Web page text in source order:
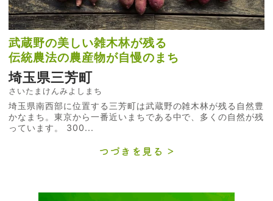
武蔵野の美しい雑木林が残る
伝統農法の農産物が自慢のまち
埼玉県三芳町
さいたまけんみよしまち
埼玉県南西部に位置する三芳町は武蔵野の雑木林が残る自然豊
かなまち。東京から一番近いまちである中で、多くの自然が残
っています。 300...
つづきを見る